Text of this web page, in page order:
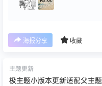
海报分享 收藏
主题更新
极主题小版本更新适配父主题